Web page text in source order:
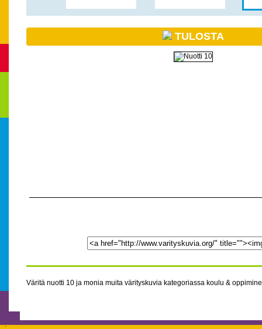
TULOSTA
Väritä nuotti 10 ja monia muita värityskuvia kategoriassa koulu &
.